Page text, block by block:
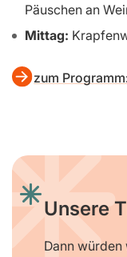
Päuschen an
Mittag:
zum
Unsere
Dann